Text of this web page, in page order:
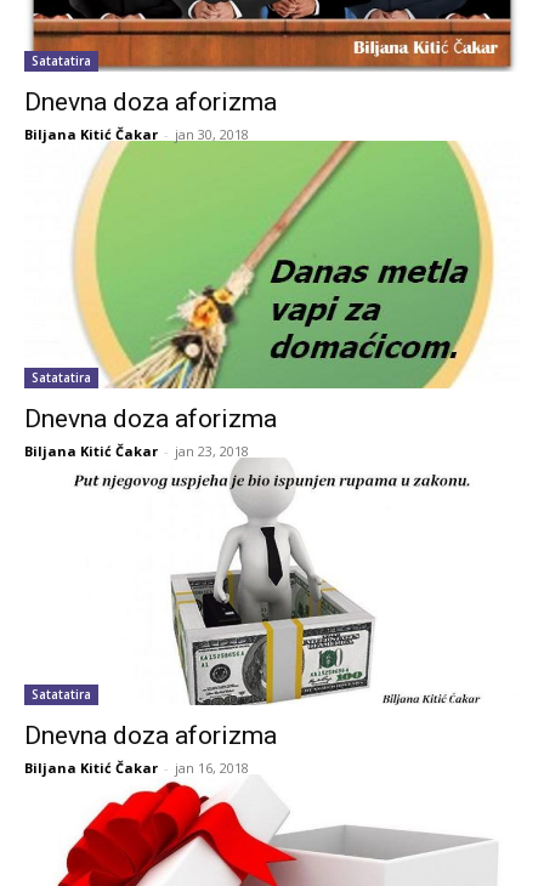
Satatatira
Dnevna doza aforizma
Biljana Kitić Čakar - jan 30, 2018
Satatatira
Dnevna doza aforizma
Biljana Kitić Čakar - jan 23, 2018
Satatatira
Dnevna doza aforizma
Biljana Kitić Čakar - jan 16, 2018